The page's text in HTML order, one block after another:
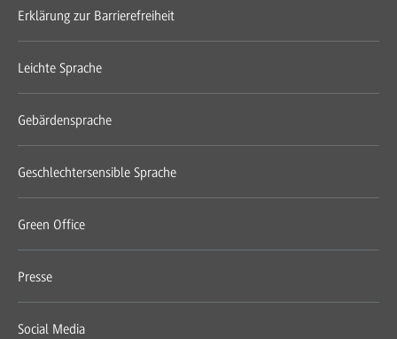
Erklärung zur Barrierefreiheit
Leichte Sprache
Gebärdensprache
Geschlechtersensible Sprache
Green Office
Presse
Social Media